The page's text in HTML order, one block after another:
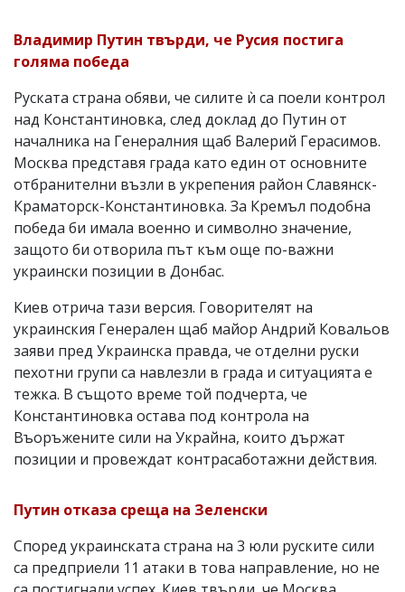
Владимир Путин твърди, че Русия постига
голяма победа
Руската страна обяви, че силите ѝ са поели контрол
над Константиновка, след доклад до Путин от
началника на Генералния щаб Валерий Герасимов.
Москва представя града като един от основните
отбранителни възли в укрепения район Славянск-
Краматорск-Константиновка. За Кремъл подобна
победа би имала военно и символно значение,
защото би отворила път към още по-важни
украински позиции в Донбас.
Киев отрича тази версия. Говорителят на
украинския Генерален щаб майор Андрий Ковальов
заяви пред Украинска правда, че отделни руски
пехотни групи са навлезли в града и ситуацията е
тежка. В същото време той подчерта, че
Константиновка остава под контрола на
Въоръжените сили на Украйна, които държат
позиции и провеждат контрасаботажни действия.
Путин отказа среща на Зеленски
Според украинската страна на 3 юли руските сили
са предприели 11 атаки в това направление, но не